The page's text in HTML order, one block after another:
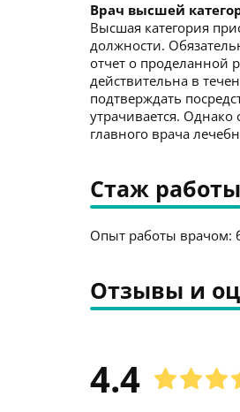
Врач высшей
Высшая категория
должности.
отчет о проделанной
действительна в
подтверждать
утрачивается.
главного врача
Стаж работы
Опыт работы врачом:
Отзывы и
4.4